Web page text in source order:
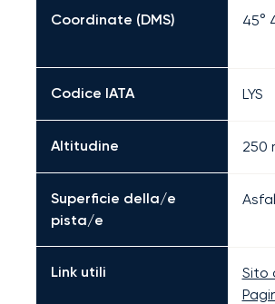
Coordinate (DMS) 45°
Codice IATA LYS
Altitudine 250
Superficie della/e
pista/e
Link utili
Sito